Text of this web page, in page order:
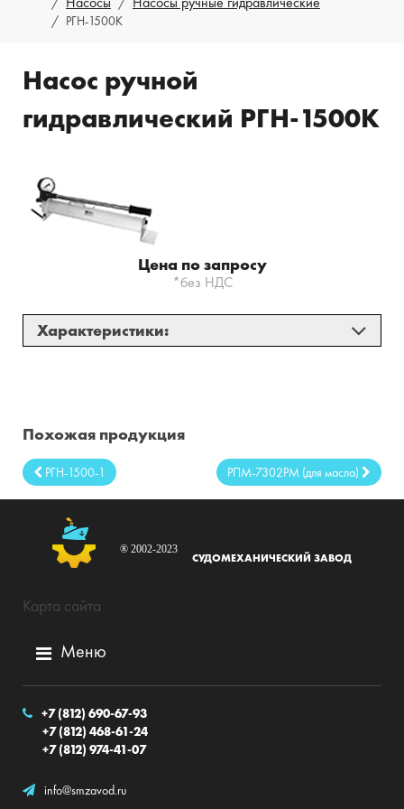
РГН-1500К
Насос ручной
гидравлический РГН-1500К
Цена по запросу
*без НДС
Характеристики:
Масса:
Ход плунжера: 35 мм;
Усилие на рукоятке: 245 Н.
Похожая продукция
РГН-1500-1 РПМ-7302РМ (для масла)
® 2002-2023
СУДОМЕХАНИЧЕСКИЙ ЗАВОД
Карта сайта
Меню
+7 (812) 690-67-93
+7 (812) 468-61-24
+7 (812) 974-41-07
info@smzavod.ru